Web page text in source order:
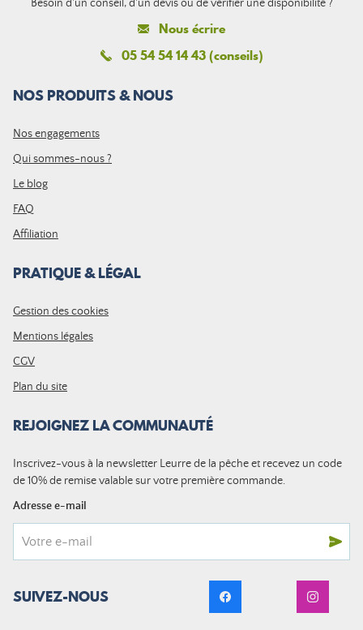
Besoin d'un conseil, d'un devis ou de vérifier une disponibilité ?
Nous écrire
05 54 54 14 43 (conseils)
NOS PRODUITS & NOUS
Nos engagements
Qui sommes-nous ?
Le blog
FAQ
Affiliation
PRATIQUE & LÉGAL
Gestion des cookies
Mentions légales
CGV
Plan du site
REJOIGNEZ LA COMMUNAUTÉ
Inscrivez-vous à la newsletter Leurre de la pêche et recevez un code
de 10% de remise valable sur votre première commande.
Adresse e-mail
SUIVEZ-NOUS